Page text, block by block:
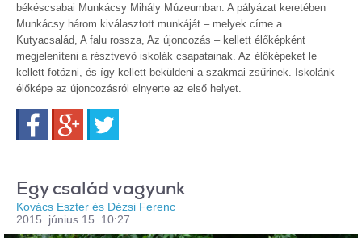
békéscsabai Munkácsy Mihály Múzeumban. A pályázat keretében
Munkácsy három kiválasztott munkáját – melyek címe a
Kutyacsalád, A falu rossza, Az újoncozás – kellett élőképként
megjeleníteni a résztvevő iskolák csapatainak. Az élőképeket le
kellett fotózni, és így kellett beküldeni a szakmai zsűrinek. Iskolánk
élőképe az újoncozásról elnyerte az első helyet.
FacebookGoogle+
Egy család vagyunk
Kovács Eszter és Dézsi Ferenc
2015. június 15. 10:27